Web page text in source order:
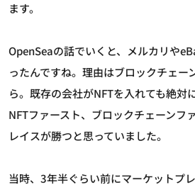
ます。
OpenSeaの話でいくと、メルカリや
ったんですね。理由はブロックチェー
ら。既存の会社がNFTを入れても絶対
NFTファースト、ブロックチェーンフ
レイスが勝つと思っていました。
当時、3年半ぐらい前にマーケットプ